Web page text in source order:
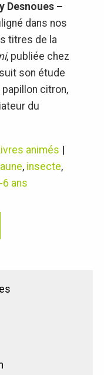
Desnoues –
dans nos
titres de la
, publiée chez
son étude
citron,
du
animés |
, insecte,
6 ans